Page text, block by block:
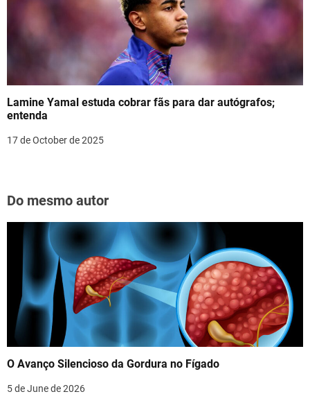
Lamine Yamal estuda cobrar fãs para dar autógrafos;
entenda
17 de October de 2025
Do mesmo autor
O Avanço Silencioso da Gordura no Fígado
5 de June de 2026